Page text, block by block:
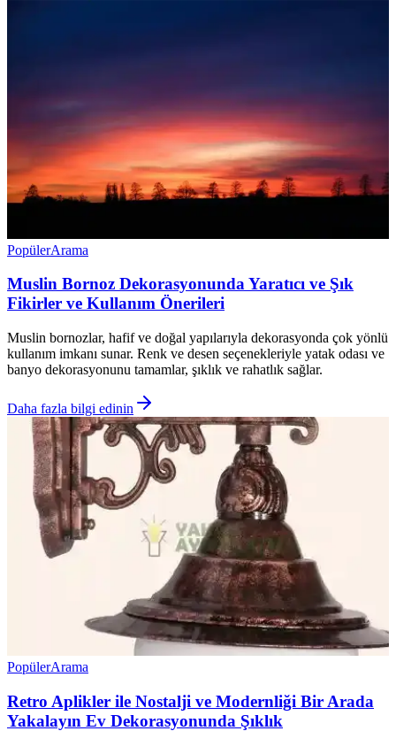
PopülerArama
Muslin Bornoz Dekorasyonunda Yaratıcı ve Şık
Fikirler ve Kullanım Önerileri
Muslin bornozlar, hafif ve doğal yapılarıyla dekorasyonda çok yönlü
kullanım imkanı sunar. Renk ve desen seçenekleriyle yatak odası ve
banyo dekorasyonunu tamamlar, şıklık ve rahatlık sağlar.
Daha fazla bilgi edinin
PopülerArama
Retro Aplikler ile Nostalji ve Modernliği Bir Arada
Yakalayın Ev Dekorasyonunda Şıklık